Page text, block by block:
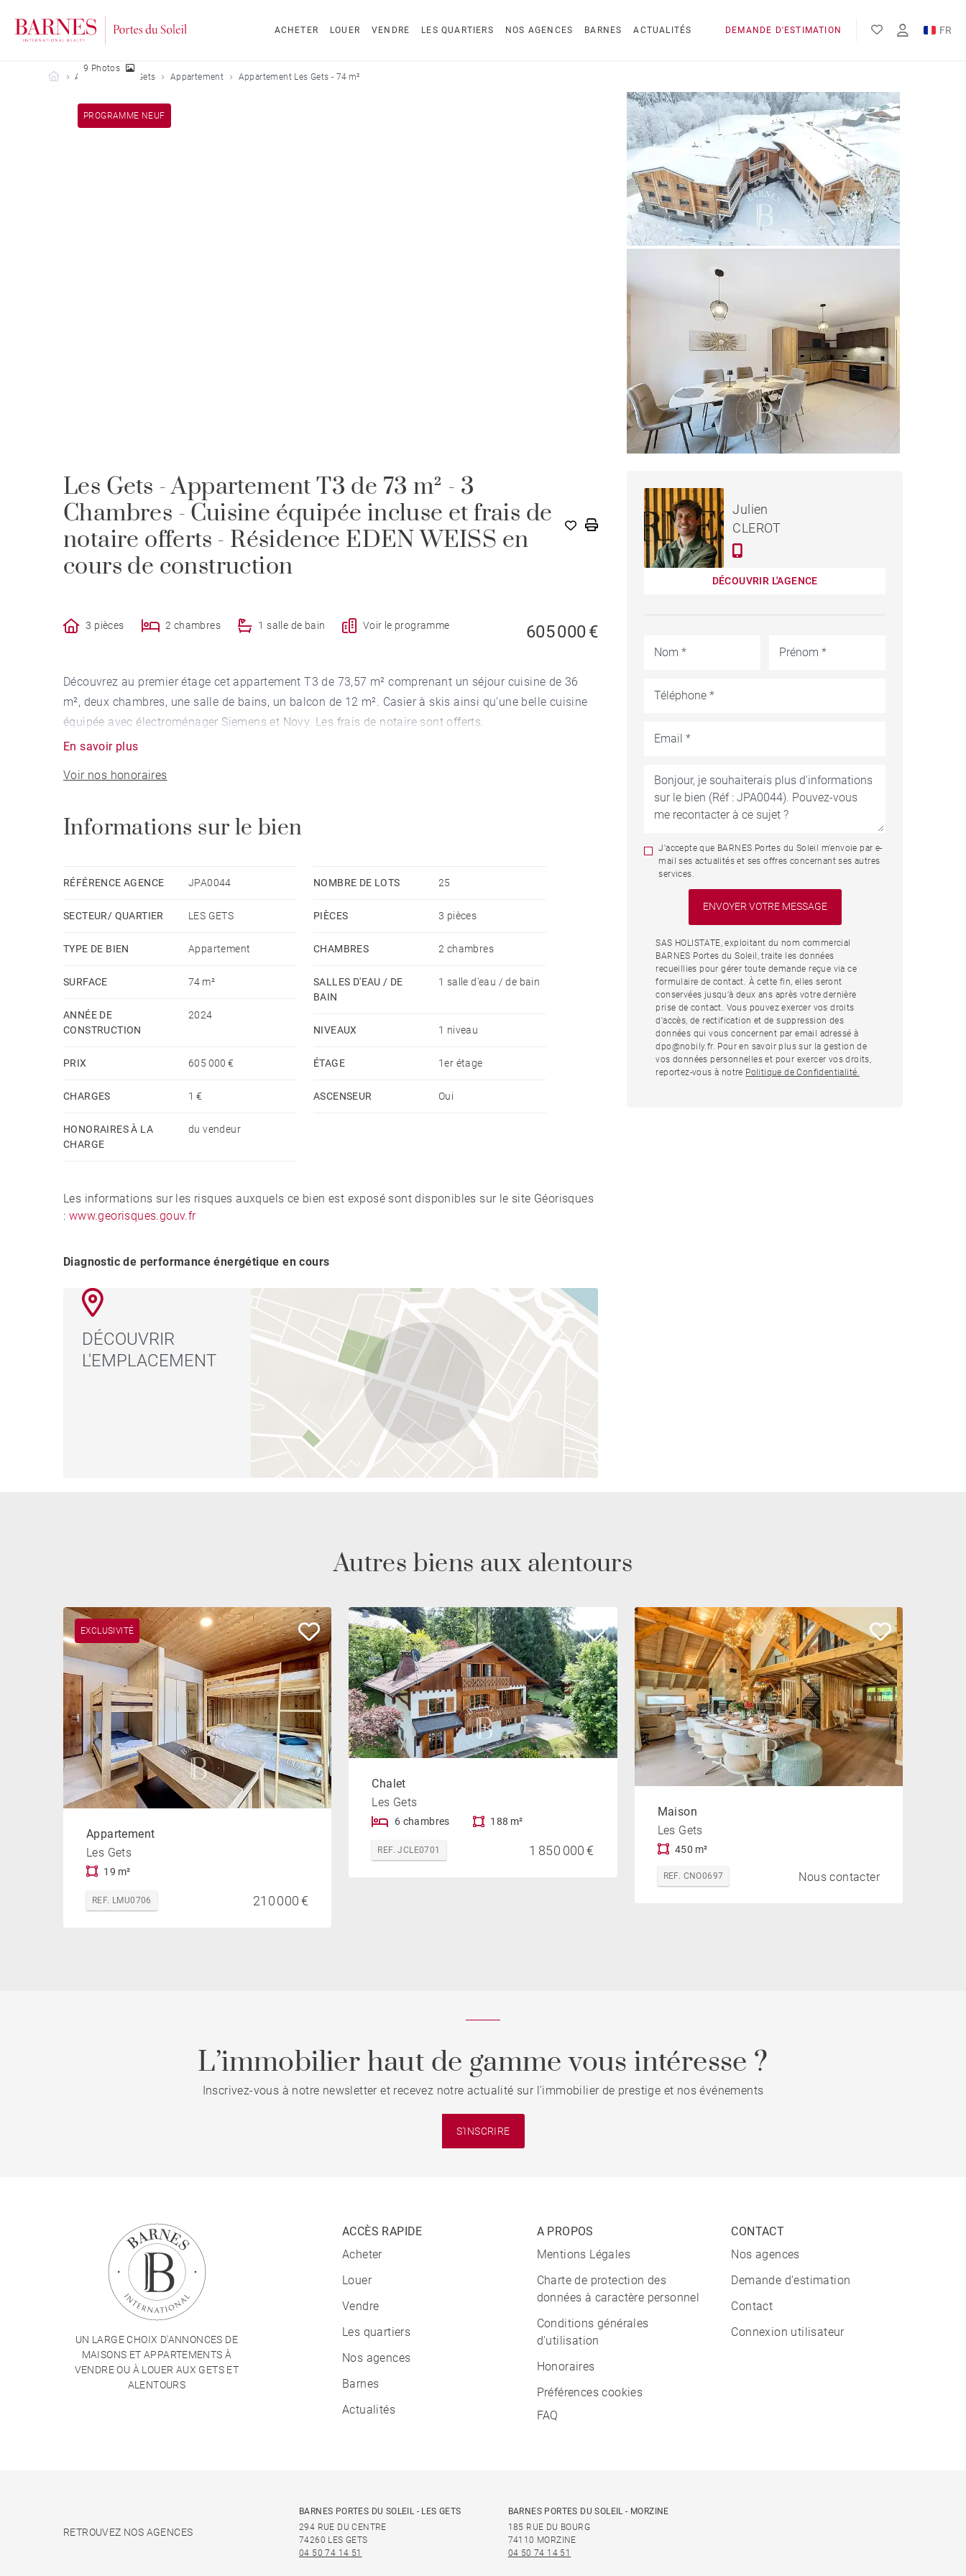
ACHETER LOUER VENDRE LES QUARTIERS NOS AGENCES BARNES ACTUALITÉS DEMANDE D'ESTIMATION
FR
Barnes Portes du Soleil
Acheter Les Gets Appartement Appartement Les Gets - 74 m²
PROGRAMME NEUF
9 Photos
Les Gets - Appartement T3 de 73 m² - 3
Chambres - Cuisine équipée incluse et frais de
notaire offerts - Résidence EDEN WEISS en
cours de construction
3 pièces 2 chambres 1 salle de bain Voir le programme 605 000 €
Découvrez au premier étage cet appartement T3 de 73,57 m² comprenant un séjour cuisine de 36
m², deux chambres, une salle de bains, un balcon de 12 m². Casier à skis ainsi qu'une belle cuisine
équipée avec électroménager Siemens et Novy. Les frais de notaire sont offerts.
En savoir plus
Voir nos honoraires
Informations sur le bien
RÉFÉRENCE AGENCE JPA0044
SECTEUR/ QUARTIER LES GETS
TYPE DE BIEN Appartement
SURFACE 74 m²
ANNÉE DE
CONSTRUCTION
2024
PRIX 605 000 €
CHARGES 1 €
HONORAIRES À LA
CHARGE
du vendeur
NOMBRE DE LOTS 25
PIÈCES 3 pièces
CHAMBRES 2 chambres
SALLES D'EAU / DE
BAIN
1 salle d'eau / de bain
NIVEAUX 1 niveau
ÉTAGE 1er étage
ASCENSEUR Oui
Les informations sur les risques auxquels ce bien est exposé sont disponibles sur le site Géorisques
: www.georisques.gouv.fr
Diagnostic de performance énergétique en cours
DÉCOUVRIR
L'EMPLACEMENT
APPARTEMENT LES GETS -
74 M²Julien
CLEROT
DÉCOUVRIR L'AGENCE
J'accepte que BARNES Portes du Soleil m'envoie par e-
mail ses actualités et ses offres concernant ses autres
services.
SAS HOLISTATE, exploitant du nom commercial
BARNES Portes du Soleil, traite les données
recueillies pour gérer toute demande reçue via ce
formulaire de contact. À cette fin, elles seront
conservées jusqu’à deux ans après votre dernière
prise de contact. Vous pouvez exercer vos droits
d'accès, de rectification et de suppression des
données qui vous concernent par email adressé à
dpo@nobily.fr. Pour en savoir plus sur la gestion de
vos données personnelles et pour exercer vos droits,
reportez-vous à notre Politique de Confidentialité.
Autres biens aux alentours
EXCLUSIVITÉ
Appartement
Les Gets
19 m²
REF. LMU0706 210 000 €
Chalet
Les Gets
6 chambres 188 m²
REF. JCLE0701 1 850 000 €
Maison
Les Gets
450 m²
REF. CNO0697 Nous contacter
L’immobilier haut de gamme vous intéresse ?
Inscrivez-vous à notre newsletter et recevez notre actualité sur l'immobilier de prestige et nos événements
S'INSCRIRE
UN LARGE CHOIX D'ANNONCES DE
MAISONS ET APPARTEMENTS À
VENDRE OU À LOUER AUX GETS ET
ALENTOURS
ACCÈS RAPIDE
Acheter
Louer
Vendre
Les quartiers
Nos agences
Barnes
Actualités
A PROPOS
Mentions Légales
Charte de protection des
données à caractère personnel
Conditions générales
d'utilisation
Honoraires
Préférences cookies
FAQ
CONTACT
Nos agences
Demande d'estimation
Contact
Connexion utilisateur
RETROUVEZ NOS AGENCES
BARNES PORTES DU SOLEIL - LES GETS
294 RUE DU CENTRE
74260 LES GETS
04 50 74 14 51
BARNES PORTES DU SOLEIL - MORZINE
185 RUE DU BOURG
74110 MORZINE
04 50 74 14 51